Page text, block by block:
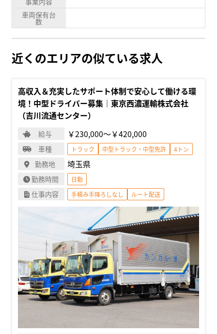
車両保有台
数
近くのエリアの似ている求人
高収入＆充実したサポート体制で安心して働ける環
境！中型ドライバー募集｜東京西濃運輸株式会社
（吉川流通センター）
給与 ￥230,000〜￥420,000
車種 トラック 中型トラック・中型免許 4トン
勤務地 埼玉県
勤務時間 日勤
仕事内容 手積み手降ろしなし ルート配送